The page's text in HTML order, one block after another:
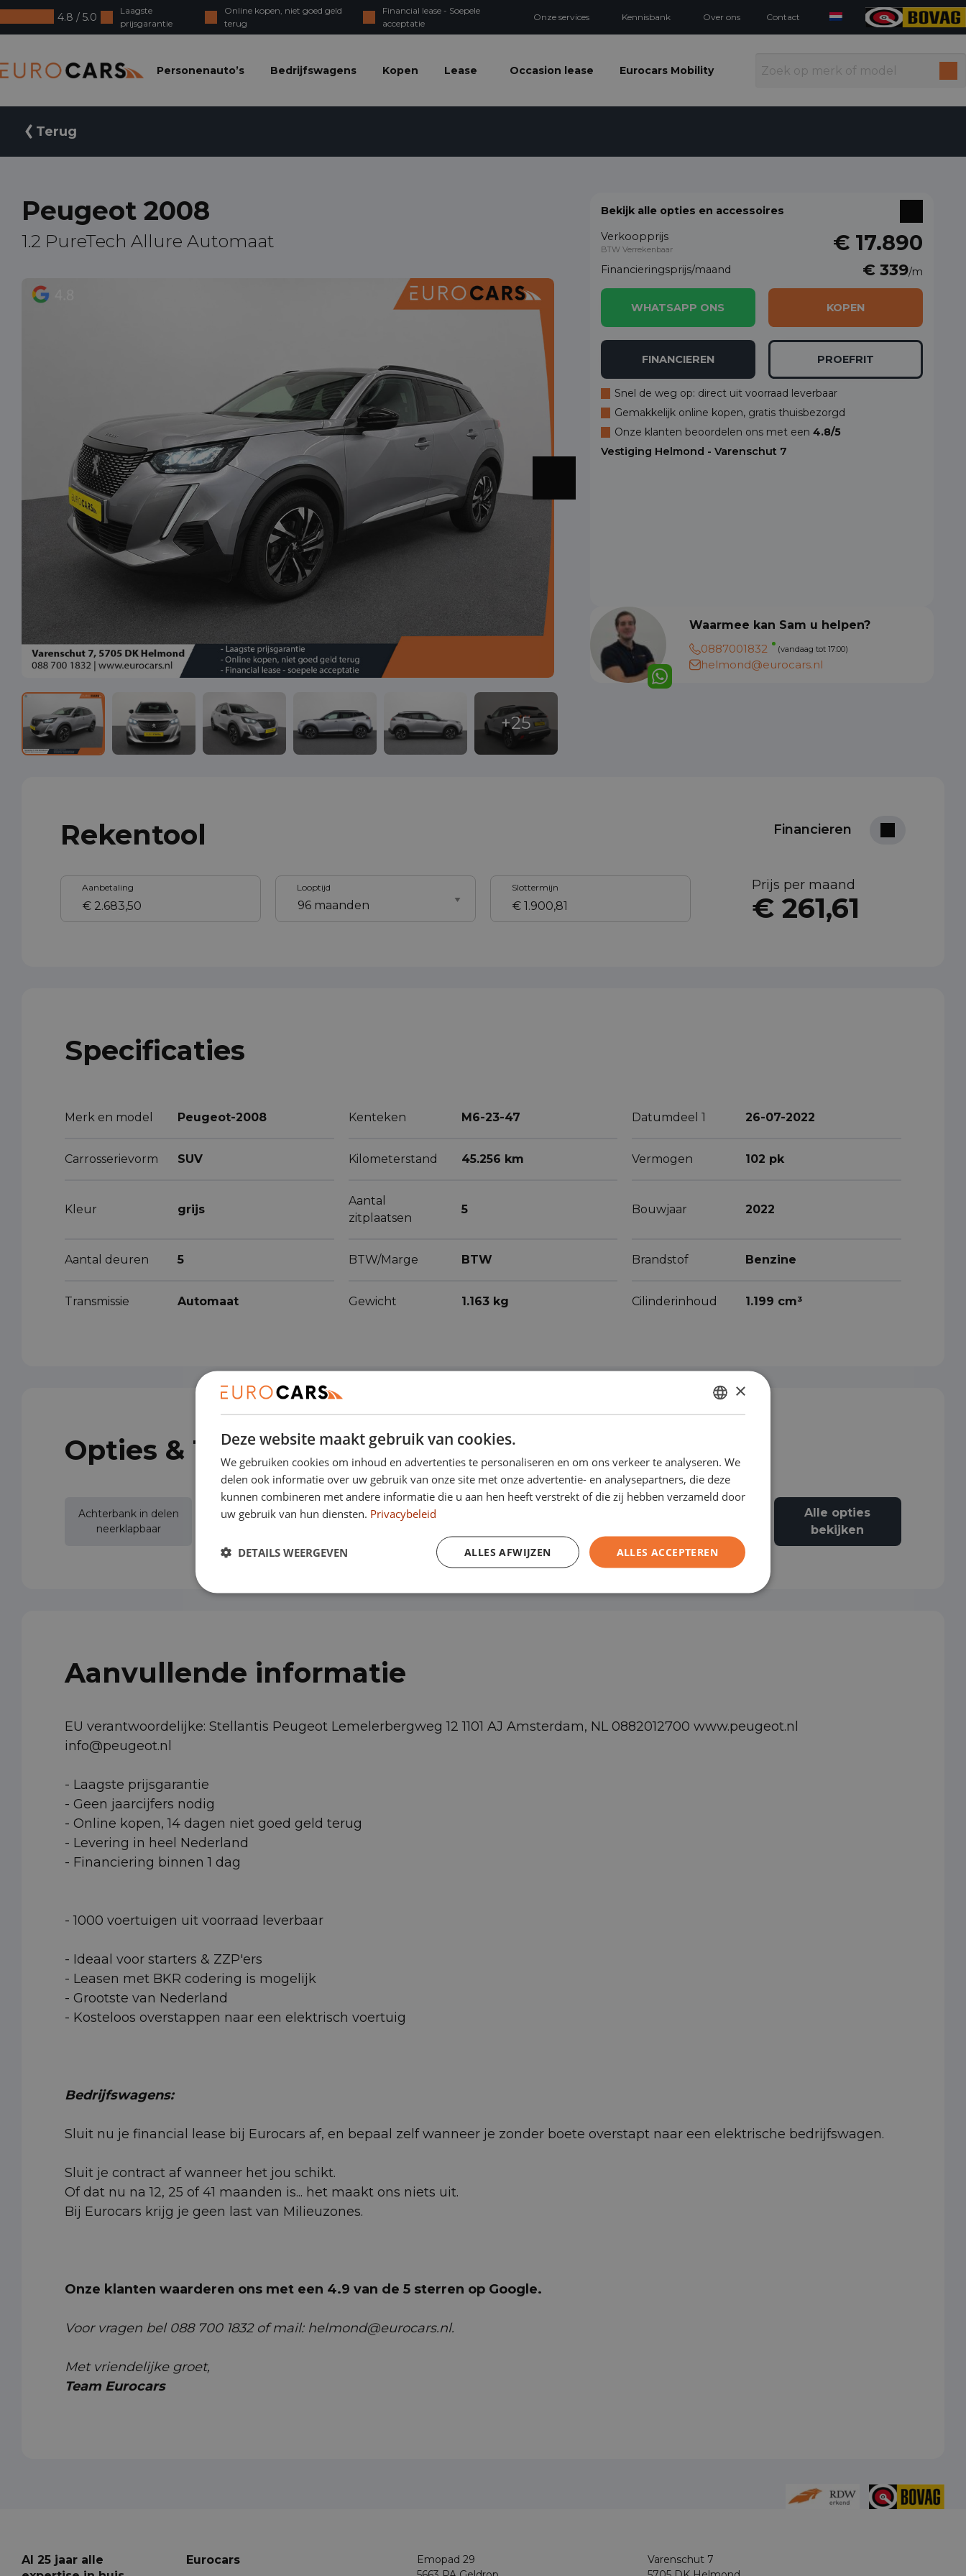
4.8 / 5.0
Laagste
prijsgarantie
Online kopen, niet goed geld
terug
Financial lease - Soepele
acceptatie
Onze services Kennisbank Over ons Contact
Personenauto’s
Bedrijfswagens Kopen Lease Occasion lease Eurocars Mobility
Terug
Peugeot 2008
1.2 PureTech Allure Automaat
Bekijk alle opties en accessoires
Verkoopprijs
BTW Verrekenbaar € 17.890
Financieringsprijs/maand € 339/m
WHATSAPP ONS KOPEN
FINANCIEREN PROEFRIT
Snel de weg op: direct uit voorraad leverbaar
Gemakkelijk online kopen, gratis thuisbezorgd
Onze klanten beoordelen ons met een 4.8/5
Vestiging Helmond - Varenschut 7
Waarmee kan Sam u helpen?
0887001832
(vandaag tot 17:00)
helmond@eurocars.nl
Rekentool Financieren
Aanbetaling Looptijd Slottermijn Prijs per maand
€ 261,61
Specificaties
Merk en model Peugeot-2008 Kenteken M6-23-47 Datumdeel 1 26-07-2022
Carrosserievorm SUV Kilometerstand 45.256 km Vermogen 102 pk
Kleur grijs
Aantal
zitplaatsen
5 Bouwjaar 2022
Aantal deuren 5 BTW/Marge BTW Brandstof Benzine
Transmissie Automaat Gewicht 1.163 kg Cilinderinhoud 1.199 cm³
Opties & Toebehoren (60)
Achterbank in delen
neerklapbaar
Achteruitrijcamera
Actieve
Alle opties
bekijken
Aanvullende informatie
EU verantwoordelijke: Stellantis Peugeot Lemelerbergweg 12 1101 AJ Amsterdam, NL 0882012700 www.peugeot.nl
info@peugeot.nl
- Laagste prijsgarantie
- Geen jaarcijfers nodig
- Online kopen, 14 dagen niet goed geld terug
- Levering in heel Nederland
- Financiering binnen 1 dag
- 1000 voertuigen uit voorraad leverbaar
- Ideaal voor starters & ZZP'ers
- Leasen met BKR codering is mogelijk
- Grootste van Nederland
- Kosteloos overstappen naar een elektrisch voertuig
Bedrijfswagens:
Sluit nu je financial lease bij Eurocars af, en bepaal zelf wanneer je zonder boete overstapt naar een elektrische bedrijfswagen.
Sluit je contract af wanneer het jou schikt.
Of dat nu na 12, 25 of 41 maanden is... het maakt ons niets uit.
Bij Eurocars krijg je geen last van Milieuzones.
Onze klanten waarderen ons met een 4.9 van de 5 sterren op Google.
Voor vragen bel 088 700 1832 of mail: helmond@eurocars.nl.
Met vriendelijke groet,
Team Eurocars
Al 25 jaar alle
Eurocars
Emopad 29
Varenschut 7
DUTCH
GERMAN
×
Deze website maakt gebruik van cookies.
We gebruiken cookies om inhoud en advertenties te personaliseren en om ons verkeer te analyseren. We
delen ook informatie over uw gebruik van onze site met onze advertentie- en analysepartners, die deze
kunnen combineren met andere informatie die u aan hen heeft verstrekt of die zij hebben verzameld door
uw gebruik van hun diensten. Privacybeleid
ALLES ACCEPTEREN
ALLES AFWIJZEN
DETAILS WEERGEVEN